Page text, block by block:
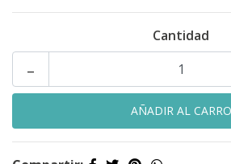
Cantidad
-